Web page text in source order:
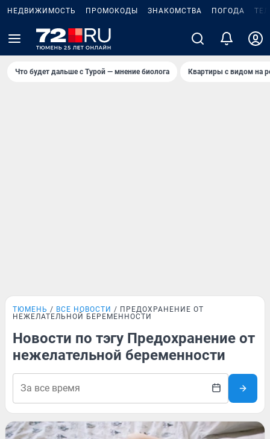
НЕДВИЖИМОСТЬ ПРОМОКОДЫ ЗНАКОМСТВА ПОГОДА
Что будет дальше с Турой — мнение биолога Квартиры с видом на
ТЮМЕНЬ ВСЕ НОВОСТИ
ПРЕДОХРАНЕНИЕ ОТ
НЕЖЕЛАТЕЛЬНОЙ БЕРЕМЕННОСТИ
Новости по тэгу Предохранение от
нежелательной беременности